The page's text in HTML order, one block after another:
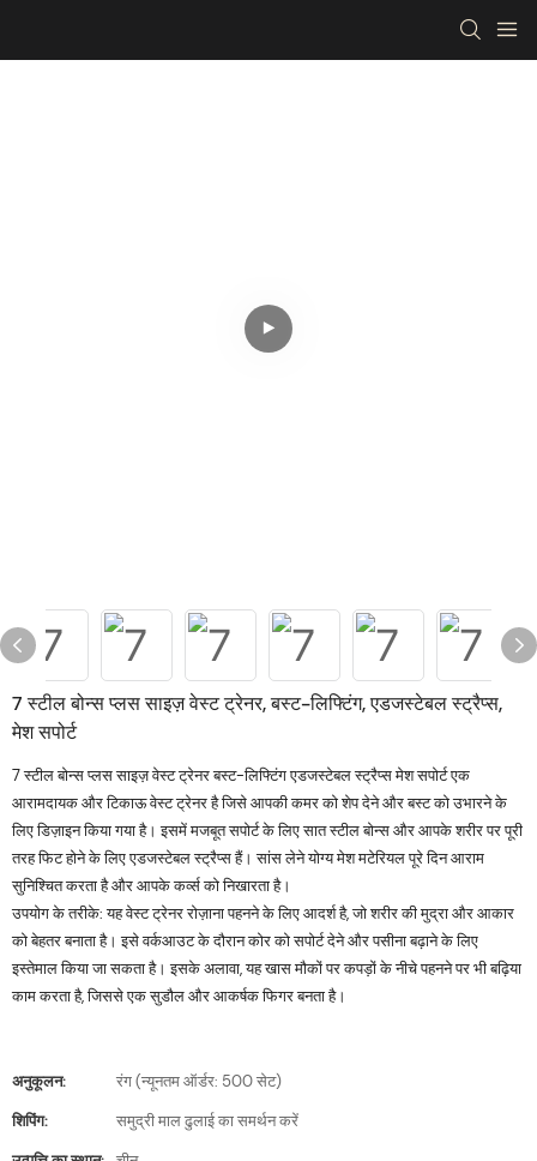
7 स्टील बोन्स प्लस साइज़ वेस्ट ट्रेनर, बस्ट-लिफ्टिंग, एडजस्टेबल स्ट्रैप्स,
मेश सपोर्ट
7 स्टील बोन्स प्लस साइज़ वेस्ट ट्रेनर बस्ट-लिफ्टिंग एडजस्टेबल स्ट्रैप्स मेश सपोर्ट एक
आरामदायक और टिकाऊ वेस्ट ट्रेनर है जिसे आपकी कमर को शेप देने और बस्ट को उभारने के
लिए डिज़ाइन किया गया है। इसमें मजबूत सपोर्ट के लिए सात स्टील बोन्स और आपके शरीर पर पूरी
तरह फिट होने के लिए एडजस्टेबल स्ट्रैप्स हैं। सांस लेने योग्य मेश मटेरियल पूरे दिन आराम
सुनिश्चित करता है और आपके कर्व्स को निखारता है।
उपयोग के तरीके: यह वेस्ट ट्रेनर रोज़ाना पहनने के लिए आदर्श है, जो शरीर की मुद्रा और आकार
को बेहतर बनाता है। इसे वर्कआउट के दौरान कोर को सपोर्ट देने और पसीना बढ़ाने के लिए
इस्तेमाल किया जा सकता है। इसके अलावा, यह खास मौकों पर कपड़ों के नीचे पहनने पर भी बढ़िया
काम करता है, जिससे एक सुडौल और आकर्षक फिगर बनता है।
अनुकूलन:
रंग (न्यूनतम ऑर्डर: 500 सेट)
शिपिंग:
समुद्री माल ढुलाई का समर्थन करें